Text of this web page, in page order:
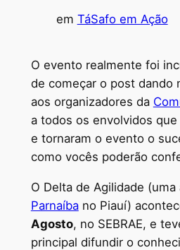
em TáSafo em Ação
O evento realmente foi
de começar o post dando
aos organizadores da
a todos os envolvidos
e tornaram o evento o
como vocês poderão
O Delta de Agilidade (uma
Parnaíbano Piauí)
Agosto, no SEBRAE, e
principal difundir o